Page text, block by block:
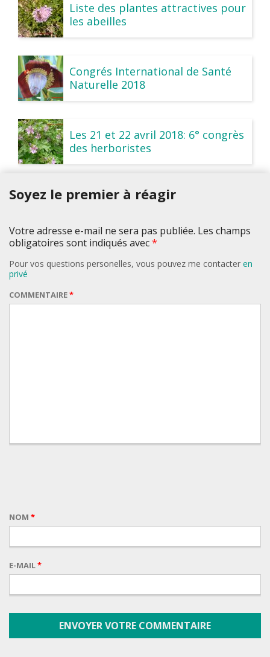
Liste des plantes attractives pour
les abeilles
Congrés International de Santé
Naturelle 2018
Les 21 et 22 avril 2018: 6° congrès
des herboristes
Soyez le premier à réagir
Votre adresse e-mail ne sera pas publiée. Les champs
obligatoires sont indiqués avec*
Pour vos questions personelles, vous pouvez me contacter en
privé
COMMENTAIRE*
NOM *
E-MAIL*